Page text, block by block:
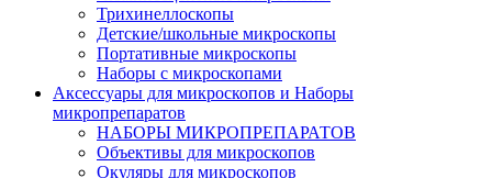
Трихинеллоскопы
Детские/школьные микроскопы
Портативные микроскопы
Наборы с микроскопами
Аксессуары для микроскопов и Наборы
микропрепаратов
НАБОРЫ МИКРОПРЕПАРАТОВ
Объективы для микроскопов
Окуляры для микроскопов